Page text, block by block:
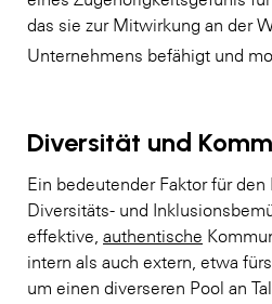
das sie zur Mitwirkung an der
Unternehmens befähigt und
Diversität und
Ein bedeutender Faktor für
Diversitäts- und
effektive, authentische
intern als auch extern, etwa fürs
um einen diverseren Pool an